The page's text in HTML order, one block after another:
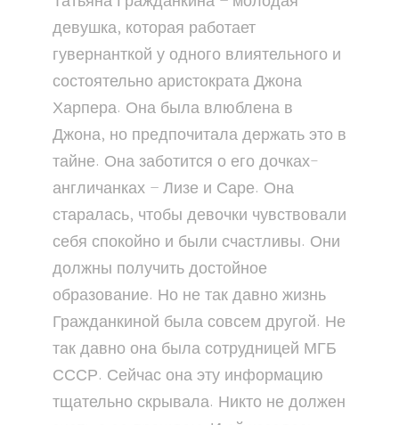
девушка, которая работает
гувернанткой у одного влиятельного и
состоятельно аристократа Джона
Харпера. Она была влюблена в
Джона, но предпочитала держать это в
тайне. Она заботится о его дочках-
англичанках – Лизе и Саре. Она
старалась, чтобы девочки чувствовали
себя спокойно и были счастливы. Они
должны получить достойное
образование. Но не так давно жизнь
Гражданкиной была совсем другой. Не
так давно она была сотрудницей МГБ
СССР. Сейчас она эту информацию
тщательно скрывала. Никто не должен